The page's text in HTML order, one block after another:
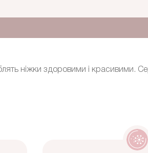
ніжки здоровими і красивими.